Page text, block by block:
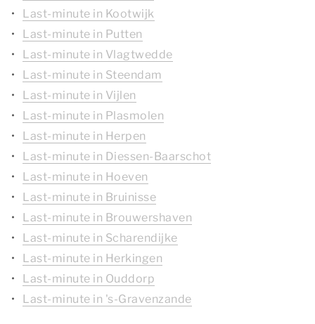
Last-minute in Kootwijk
Last-minute in Putten
Last-minute in Vlagtwedde
Last-minute in Steendam
Last-minute in Vijlen
Last-minute in Plasmolen
Last-minute in Herpen
Last-minute in Diessen-Baarschot
Last-minute in Hoeven
Last-minute in Bruinisse
Last-minute in Brouwershaven
Last-minute in Scharendijke
Last-minute in Herkingen
Last-minute in Ouddorp
Last-minute in 's-Gravenzande